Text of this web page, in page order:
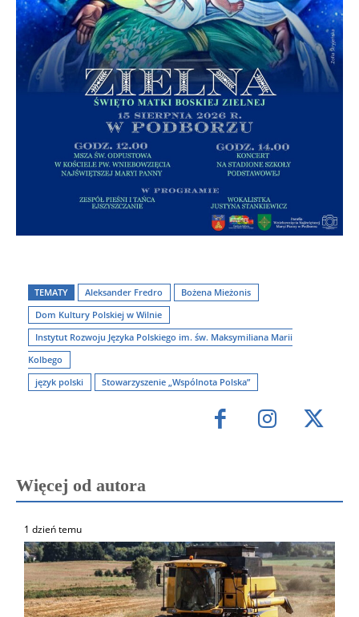
TEMATY Aleksander Fredro
Bożena Mieżonis
Dom Kultury Polskiej w Wilnie
Instytut Rozwoju Języka Polskiego im. św. Maksymiliana Marii
Kolbego
język polski
Stowarzyszenie „Wspólnota Polska”
Więcej od autora
1 dzień temu